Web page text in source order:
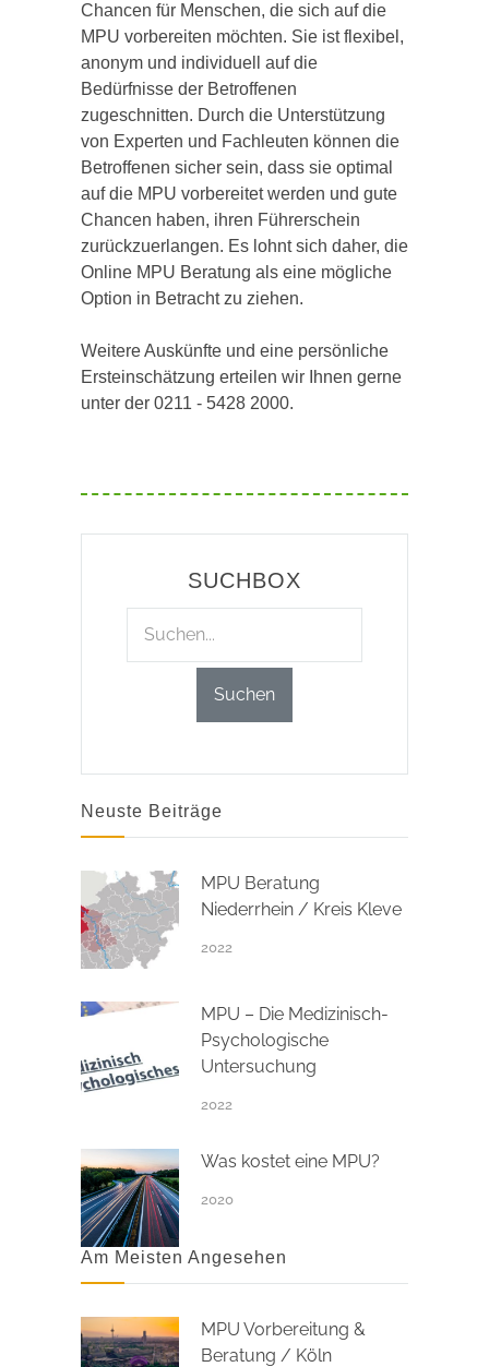
Chancen für Menschen, die sich auf die
MPU vorbereiten möchten. Sie ist flexibel,
anonym und individuell auf die
Bedürfnisse der Betroffenen
zugeschnitten. Durch die Unterstützung
von Experten und Fachleuten können die
Betroffenen sicher sein, dass sie optimal
auf die MPU vorbereitet werden und gute
Chancen haben, ihren Führerschein
zurückzuerlangen. Es lohnt sich daher, die
Online MPU Beratung als eine mögliche
Option in Betracht zu ziehen.
Weitere Auskünfte und eine persönliche
Ersteinschätzung erteilen wir Ihnen gerne
unter der 0211 - 5428 2000.
SUCHBOX
Neuste Beiträge
MPU Beratung
Niederrhein / Kreis Kleve
2022
MPU – Die Medizinisch-
Psychologische
Untersuchung
2022
Was kostet eine MPU?
2020
Am Meisten Angesehen
MPU Vorbereitung &
Beratung / Köln